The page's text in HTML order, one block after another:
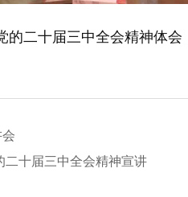
的二十届三中全会精神体
二十届三中全会精神宣讲